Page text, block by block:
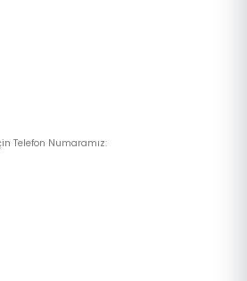
Telefon Numaramız: